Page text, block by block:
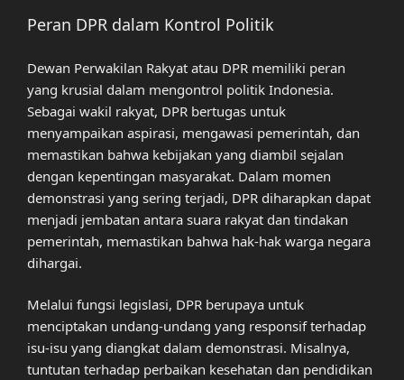
Peran DPR dalam Kontrol Politik
Dewan Perwakilan Rakyat atau DPR memiliki peran
yang krusial dalam mengontrol politik Indonesia.
Sebagai wakil rakyat, DPR bertugas untuk
menyampaikan aspirasi, mengawasi pemerintah, dan
memastikan bahwa kebijakan yang diambil sejalan
dengan kepentingan masyarakat. Dalam momen
demonstrasi yang sering terjadi, DPR diharapkan dapat
menjadi jembatan antara suara rakyat dan tindakan
pemerintah, memastikan bahwa hak-hak warga negara
dihargai.
Melalui fungsi legislasi, DPR berupaya untuk
menciptakan undang-undang yang responsif terhadap
isu-isu yang diangkat dalam demonstrasi. Misalnya,
tuntutan terhadap perbaikan kesehatan dan pendidikan